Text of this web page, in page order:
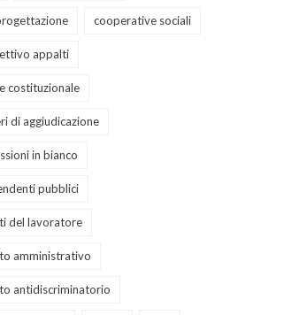
cooperative sociali
appalti
costituzionale
di aggiudicazione
in bianco
pubblici
del lavoratore
amministrativo
antidiscriminatorio